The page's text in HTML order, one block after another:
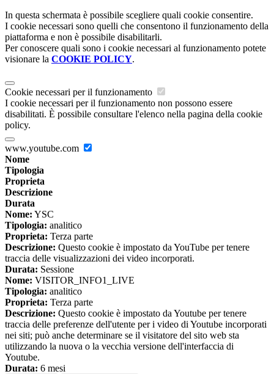
In questa schermata è possibile scegliere quali cookie consentire.
I cookie necessari sono quelli che consentono il funzionamento della
piattaforma e non è possibile disabilitarli.
Per conoscere quali sono i cookie necessari al funzionamento potete
visionare la COOKIE POLICY.
Cookie necessari per il funzionamento
I cookie necessari per il funzionamento non possono essere
disabilitati. È possibile consultare l'elenco nella pagina della cookie
policy.
www.youtube.com
Nome
Tipologia
Proprieta
Descrizione
Durata
Nome: YSC
Tipologia: analitico
Proprieta: Terza parte
Descrizione: Questo cookie è impostato da YouTube per tenere
traccia delle visualizzazioni dei video incorporati.
Durata: Sessione
Nome: VISITOR_INFO1_LIVE
Tipologia: analitico
Proprieta: Terza parte
Descrizione: Questo cookie è impostato da Youtube per tenere
traccia delle preferenze dell'utente per i video di Youtube incorporati
nei siti; può anche determinare se il visitatore del sito web sta
utilizzando la nuova o la vecchia versione dell'interfaccia di
Youtube.
Durata: 6 mesi